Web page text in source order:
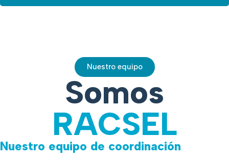
Nuestro equipo
Somos
RACSEL
Nuestro equipo de coordinación